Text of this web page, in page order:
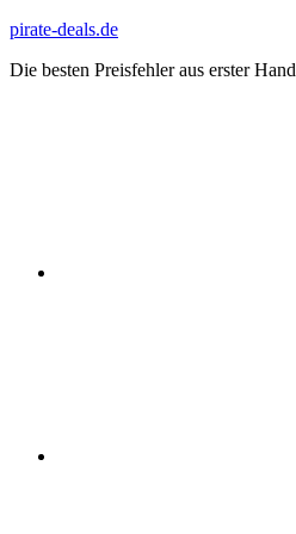
Zum
springen
pirate-deals.de
Die besten Preisfehler aus erster Hand